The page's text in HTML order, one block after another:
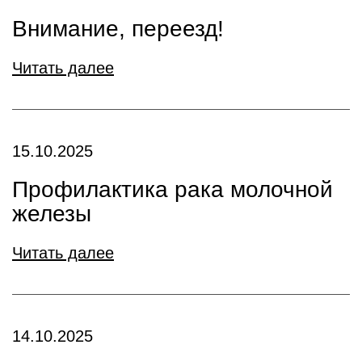
Внимание, переезд!
Читать далее
15.10.2025
Профилактика рака молочной
железы
Читать далее
14.10.2025